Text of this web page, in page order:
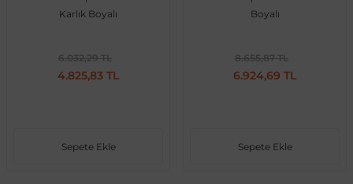
Karlık Boyalı
6.032,29 TL
4.825,83 TL
Sepete Ekle
Boyalı
8.655,87 TL
6.924,69 TL
Sepete Ekle